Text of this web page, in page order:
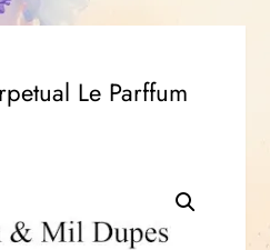
Le Parffum